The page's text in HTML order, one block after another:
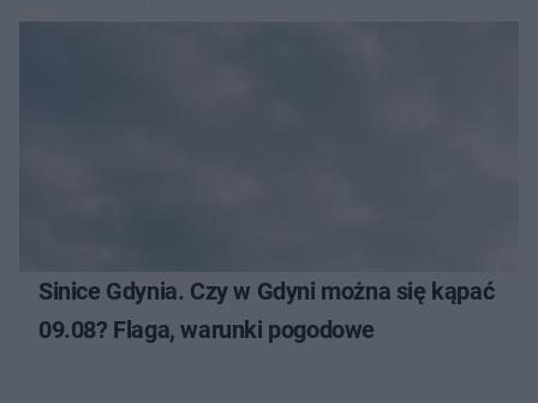
Sinice Gdynia. Czy w Gdyni można się kąpać
09.08? Flaga, warunki pogodowe